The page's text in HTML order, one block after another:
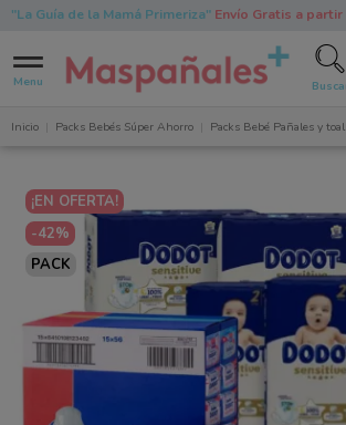
"La Guía de la Mamá Primeriza"Envío Gratis a partir
Menu
Inicio Packs Bebés Súper Ahorro Packs Bebé Pañales y
¡EN OFERTA!
-42%
PACK